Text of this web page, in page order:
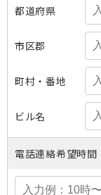
都道府県
市区郡
町村・番地
ビル名
電話連絡希望時間